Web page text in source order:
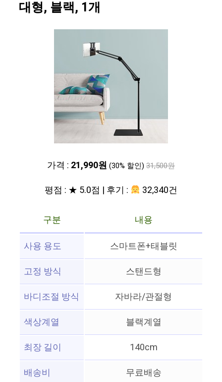
대형, 블랙, 1개
가격 : 21,990원 (30% 할인) 31,500원
평점 : ★ 5.0점 | 후기 : 32,340건
구분
내용
사용 용도
스마트폰+태블릿
고정 방식
스탠드형
바디조절 방식
자바라/관절형
색상계열
블랙계열
최장 길이
140cm
배송비
무료배송